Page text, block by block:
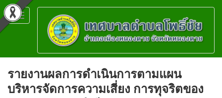
Toggle
navigation
รายงานผลการดำเนินการตามแผน
บริหารจัดการความเสี่ยง การทุจริตของ